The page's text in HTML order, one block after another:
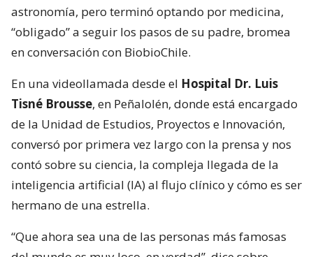
astronomía, pero terminó optando por medicina,
“obligado” a seguir los pasos de su padre, bromea
en conversación con BiobioChile.
En una videollamada desde el Hospital Dr. Luis
Tisné Brousse, en Peñalolén, donde está encargado
de la Unidad de Estudios, Proyectos e Innovación,
conversó por primera vez largo con la prensa y nos
contó sobre su ciencia, la compleja llegada de la
inteligencia artificial (IA) al flujo clínico y cómo es ser
hermano de una estrella.
“Que ahora sea una de las personas más famosas